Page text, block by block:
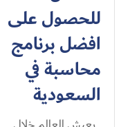
للحصول على
افضل برنامج
محاسبة في
السعودية​